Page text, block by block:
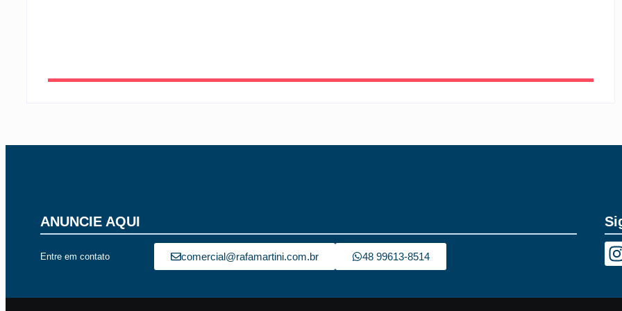
ANUNCIE AQUI
Entre em contato comercial@rafamartini.com.br 48 99613-8514